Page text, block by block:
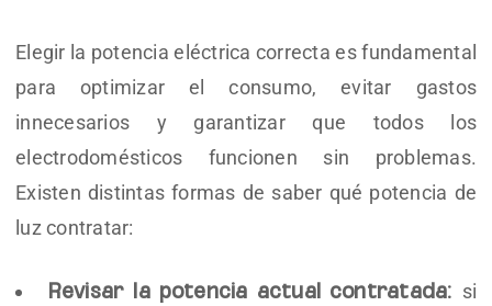
Elegir la potencia eléctrica correcta es fundamental
para optimizar el consumo, evitar gastos
innecesarios y garantizar que todos los
electrodomésticos funcionen sin problemas.
Existen distintas formas de saber qué potencia de
luz contratar:
Revisar la potencia actual contratada: si